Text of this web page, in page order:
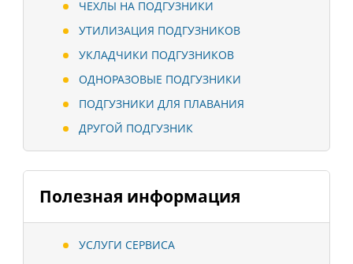
ЧЕХЛЫ НА ПОДГУЗНИКИ
УТИЛИЗАЦИЯ ПОДГУЗНИКОВ
УКЛАДЧИКИ ПОДГУЗНИКОВ
ОДНОРАЗОВЫЕ ПОДГУЗНИКИ
ПОДГУЗНИКИ ДЛЯ ПЛАВАНИЯ
ДРУГОЙ ПОДГУЗНИК
Полезная информация
УСЛУГИ СЕРВИСА